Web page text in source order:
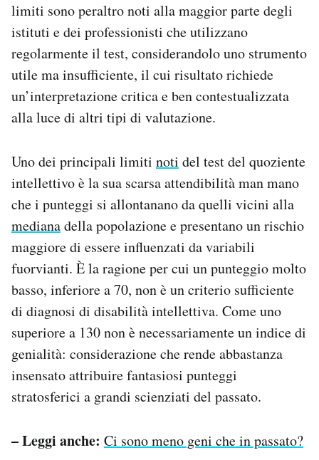
limiti sono peraltro noti alla maggior parte degli
istituti e dei professionisti che utilizzano
regolarmente il test, considerandolo uno strumento
utile ma insufficiente, il cui risultato richiede
un’interpretazione critica e ben contestualizzata
alla luce di altri tipi di valutazione.
Uno dei principali limiti noti del test del quoziente
intellettivo è la sua scarsa attendibilità man mano
che i punteggi si allontanano da quelli vicini alla
medianadella popolazione e presentano un rischio
maggiore di essere influenzati da variabili
fuorvianti. È la ragione per cui un punteggio molto
basso, inferiore a 70, non è un criterio sufficiente
di diagnosi di disabilità intellettiva. Come uno
superiore a 130 non è necessariamente un indice di
genialità: considerazione che rende abbastanza
insensato attribuire fantasiosi punteggi
stratosferici a grandi scienziati del passato.
– Leggi anche: Ci sono meno geni che in passato?